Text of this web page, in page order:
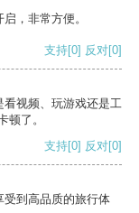
，非常方便。
支持[0] 反对[0]
视频、玩游戏还是工
顿了。
支持[0] 反对[0]
受到高品质的旅行体